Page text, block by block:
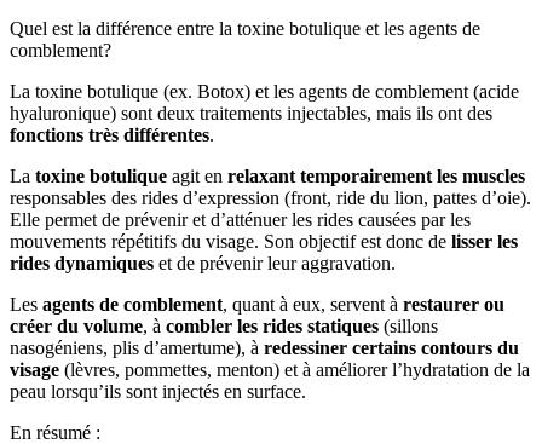
Quel est la différence entre la toxine botulique et les agents de
comblement?
La toxine botulique (ex. Botox) et les agents de comblement (acide
hyaluronique) sont deux traitements injectables, mais ils ont des
fonctions très différentes.
La toxine botulique agit en relaxant temporairement les muscles
responsables des rides d’expression (front, ride du lion, pattes d’oie).
Elle permet de prévenir et d’atténuer les rides causées par les
mouvements répétitifs du visage. Son objectif est donc de lisser les
rides dynamiques et de prévenir leur aggravation.
Les agents de comblement, quant à eux, servent à restaurer ou
créer du volume, à combler les rides statiques (sillons
nasogéniens, plis d’amertume), à redessiner certains contours du
visage (lèvres, pommettes, menton) et à améliorer l’hydratation de la
peau lorsqu’ils sont injectés en surface.
En résumé :